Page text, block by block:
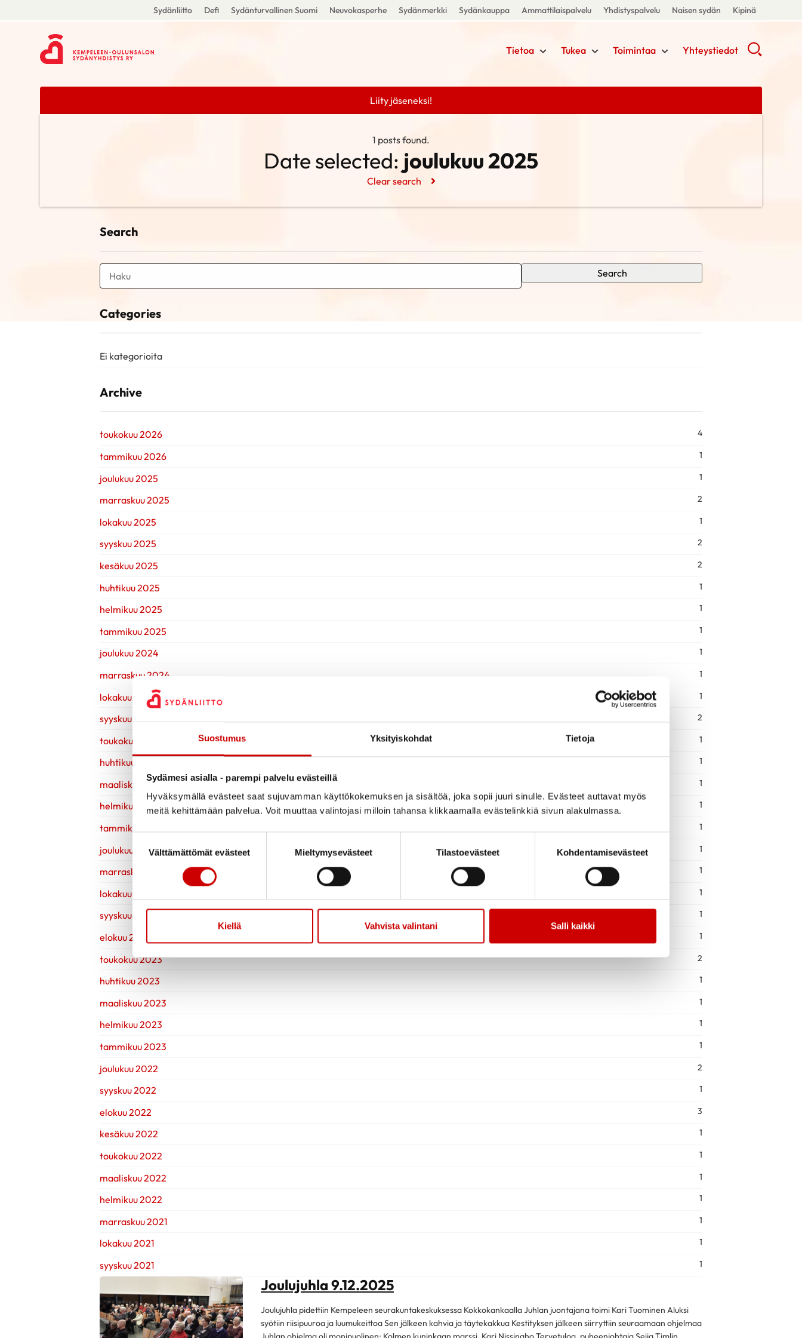
Suostumus Yksityiskohdat Tietoja
Sydämesi asialla - parempi palvelu evästeillä
Hyväksymällä evästeet saat sujuvamman käyttökokemuksen ja sisältöä, joka sopii juuri sinulle. Evästeet auttavat myös
meitä kehittämään palvelua. Voit muuttaa valintojasi milloin tahansa klikkaamalla evästelinkkiä sivun alakulmassa.
Välttämättömät evästeet
Mieltymysevästeet Tilastoevästeet Kohdentamisevästeet
Kiellä Vahvista valintani Salli kaikki
Sydänliitto Defi Sydänturvallinen Suomi Neuvokasperhe Sydänmerkki Sydänkauppa Ammattilaispalvelu Yhdistyspalvelu Naisen sydän Kipinä
Tietoa Tukea Toimintaa Yhteystiedot
Liity jäseneksi!
1 posts found.
Date selected: joulukuu 2025
Clear search
Search
Search
Categories
Ei kategorioita
Archive
toukokuu 2026 4
tammikuu 2026 1
joulukuu 2025 1
marraskuu 2025 2
lokakuu 2025 1
syyskuu 2025 2
kesäkuu 2025 2
huhtikuu 2025 1
helmikuu 2025 1
tammikuu 2025 1
joulukuu 2024 1
marraskuu 2024 1
lokakuu 2024 1
syyskuu 2024 2
toukokuu 2024 1
huhtikuu 2024 1
maaliskuu 2024 1
helmikuu 2024 1
tammikuu 2024 1
joulukuu 2023 1
marraskuu 2023 1
lokakuu 2023 1
syyskuu 2023 1
elokuu 2023 1
toukokuu 2023 2
huhtikuu 2023 1
maaliskuu 2023 1
helmikuu 2023 1
tammikuu 2023 1
joulukuu 2022 2
syyskuu 2022 1
elokuu 2022 3
kesäkuu 2022 1
toukokuu 2022 1
maaliskuu 2022 1
helmikuu 2022 1
marraskuu 2021 1
lokakuu 2021 1
syyskuu 2021 1
Joulujuhla 9.12.2025
Joulujuhla pidettiin Kempeleen seurakuntakeskuksessa Kokkokankaalla Juhlan juontajana toimi Kari Tuominen Aluksi
syötiin riisipuuroa ja luumukeittoa Sen jälkeen kahvia ja täytekakkua Kestityksen jälkeen siirryttiin seuraamaan ohjelmaa